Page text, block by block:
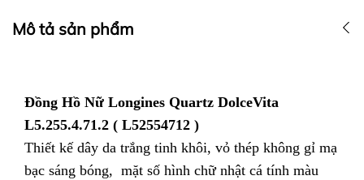
Mô tả sản phẩm
Đồng Hồ Nữ Longines Quartz DolceVita
L5.255.4.71.2 ( L52554712 )
Thiết kế dây da trắng tinh khôi, vỏ thép không gỉ mạ
bạc sáng bóng, mặt số hình chữ nhật cá tính màu